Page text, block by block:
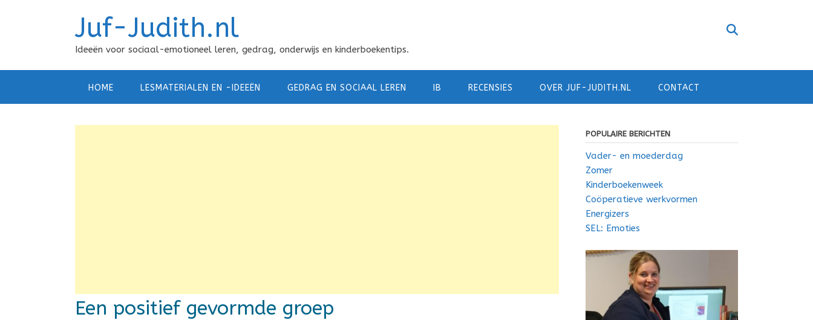
Juf-Judith.nl
Ideeën voor sociaal-emotioneel leren, gedrag, onderwijs en kinderboekentips.
HOME LESMATERIALEN EN -IDEEËN GEDRAG EN SOCIAAL LEREN IB RECENSIES OVER JUF-JUDITH.NL CONTACT
Een positief gevormde groep
POPULAIRE BERICHTEN
Vader- en moederdag
Zomer
Kinderboekenweek
Coöperatieve werkvormen
Energizers
SEL: Emoties